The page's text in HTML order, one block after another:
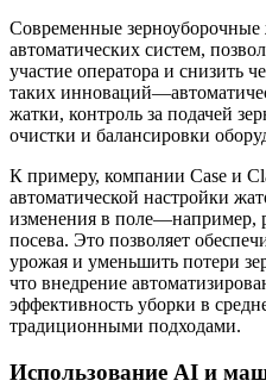
Современные
автоматических систем,
участие оператора и снизить
таких
жатки, контроль за подачей
очистки и балансировки
К примеру, компании Case и
автоматической настройки
изменения в поле—например,
посева. Это позволяет
урожая и уменьшить потери
что внедрение
эффективность уборки в
традиционными подходами.
Использование AI и